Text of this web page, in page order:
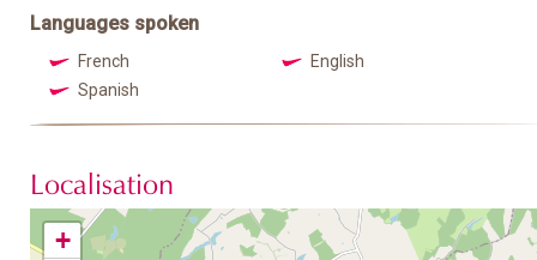
Languages spoken
French
English
Spanish
Localisation
+